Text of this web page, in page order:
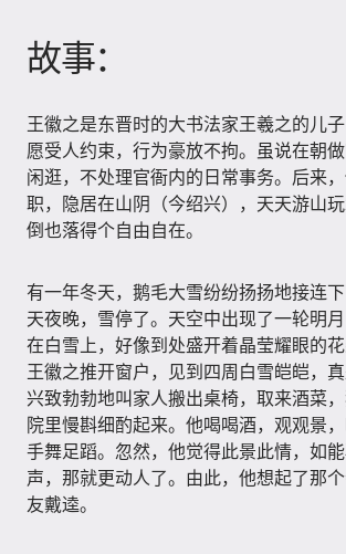
故事：
王徽之是东晋时的大书法家王羲之的儿
愿受人约束，行为豪放不拘。虽说在朝
闲逛，不处理官衙内的日常事务。后来
职，隐居在山阴（今绍兴），天天游山玩
倒也落得个自由自在。
有一年冬天，鹅毛大雪纷纷扬扬地接连
天夜晚，雪停了。天空中出现了一轮明
在白雪上，好像到处盛开着晶莹耀眼的花
王徽之推开窗户，见到四周白雪皑皑，
兴致勃勃地叫家人搬出桌椅，取来酒菜
院里慢斟细酌起来。他喝喝酒，观观景
手舞足蹈。忽然，他觉得此景此情，如
声，那就更动人了。由此，他想起了那
友戴逵。